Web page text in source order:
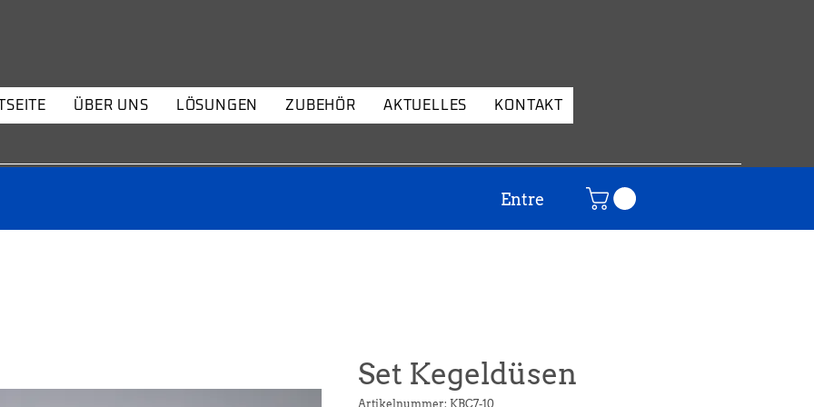
ÜBER UNS LÖSUNGEN ZUBEHÖR AKTUELLES KONTAKT
Entre
Set Kegeldüsen
Artikelnummer: KBC7-10